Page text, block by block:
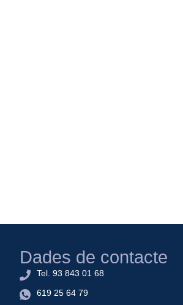
Dades de contacte
Tel. 93 843 01 68
619 25 64 79